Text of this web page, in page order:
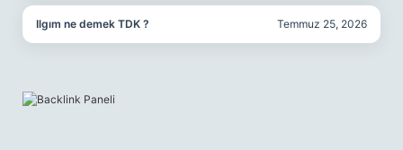
Ilgım ne demek TDK ? Temmuz 25, 2026